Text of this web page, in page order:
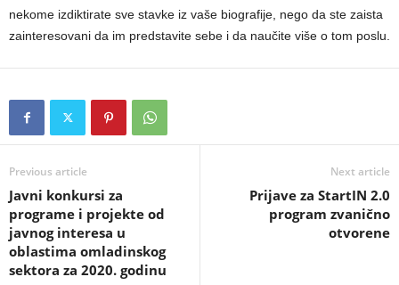
nekome izdiktirate sve stavke iz vaše biografije, nego da ste zaista
zainteresovani da im predstavite sebe i da naučite više o tom poslu.
Previous article
Javni konkursi za
programe i projekte od
javnog interesa u
oblastima omladinskog
sektora za 2020. godinu
Next article
Prijave za StartIN 2.0
program zvanično
otvorene